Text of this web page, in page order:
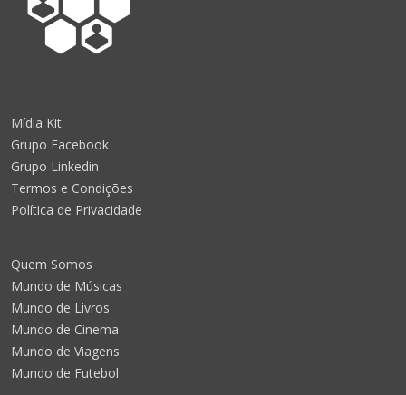
Mídia Kit
Grupo Facebook
Grupo Linkedin
Termos e Condições
Política de Privacidade
Quem Somos
Mundo de Músicas
Mundo de Livros
Mundo de Cinema
Mundo de Viagens
Mundo de Futebol